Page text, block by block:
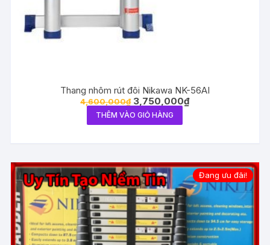
Thang nhôm rút đôi Nikawa NK-56AI
4,600,000₫ 3,750,000₫
THÊM VÀO GIỎ HÀNG
Đang ưu đãi!